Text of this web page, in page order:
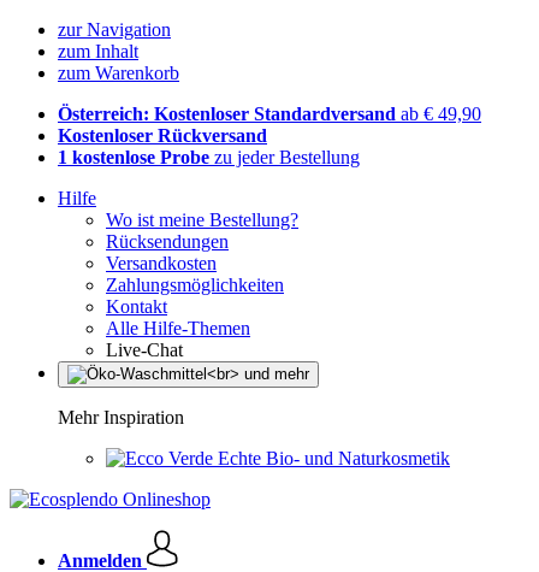
zur Navigation
zum Inhalt
zum Warenkorb
Österreich: Kostenloser Standardversand ab € 49,90
Kostenloser Rückversand
1 kostenlose Probe zu jeder Bestellung
Hilfe
Wo ist meine Bestellung?
Rücksendungen
Versandkosten
Zahlungsmöglichkeiten
Kontakt
Alle Hilfe-Themen
Live-Chat
Mehr Inspiration
Echte Bio- und Naturkosmetik
Anmelden